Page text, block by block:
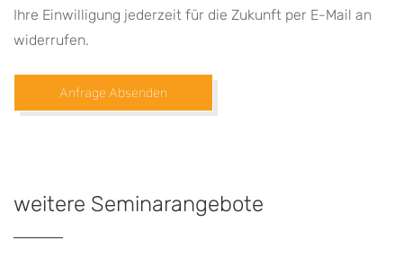
Ihre Einwilligung jederzeit für die Zukunft per E-Mail an
widerrufen.
Anfrage Absenden
weitere Seminarangebote